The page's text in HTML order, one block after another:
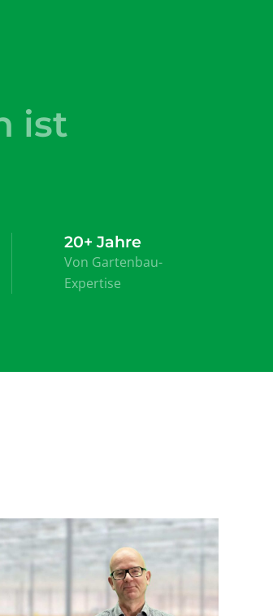
ist
20+ Jahre
Von Gartenbau-
Expertise